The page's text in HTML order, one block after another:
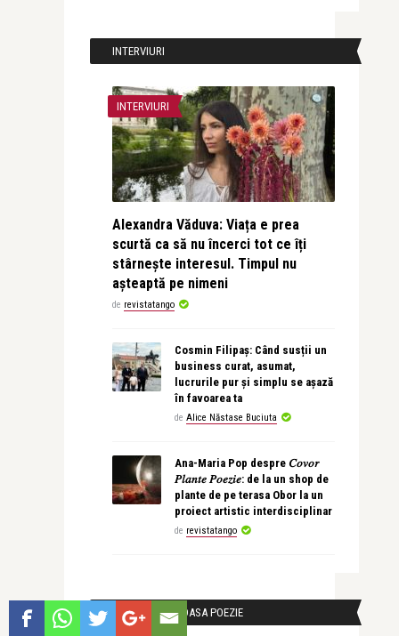
INTERVIURI
INTERVIURI
Alexandra Văduva: Viața e prea
scurtă ca să nu încerci tot ce îți
stârnește interesul. Timpul nu
așteaptă pe nimeni
de revistatango
Cosmin Filipaș: Când susții un
business curat, asumat,
lucrurile pur și simplu se așază
în favoarea ta
de Alice Năstase Buciuta
Ana-Maria Pop despre 𝐶𝑜𝑣𝑜𝑟
𝑃𝑙𝑎𝑛𝑡𝑒 𝑃𝑜𝑒𝑧𝑖𝑒: de la un shop de
plante de pe terasa Obor la un
proiect artistic interdisciplinar
de revistatango
CEA MAI FRUMOASA POEZIE